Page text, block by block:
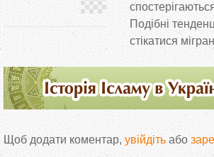
Подібні
стікатися
Щоб додати коментар,увійдіть або